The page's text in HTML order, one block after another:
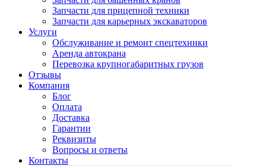
Запчасти для прицепной техники
Запчасти для карьерных экскаваторов
Услуги
Обслуживание и ремонт спецтехники
Аренда автокрана
Перевозка крупногабаритных грузов
Отзывы
Компания
Блог
Оплата
Доставка
Гарантии
Реквизиты
Вопросы и ответы
Контакты